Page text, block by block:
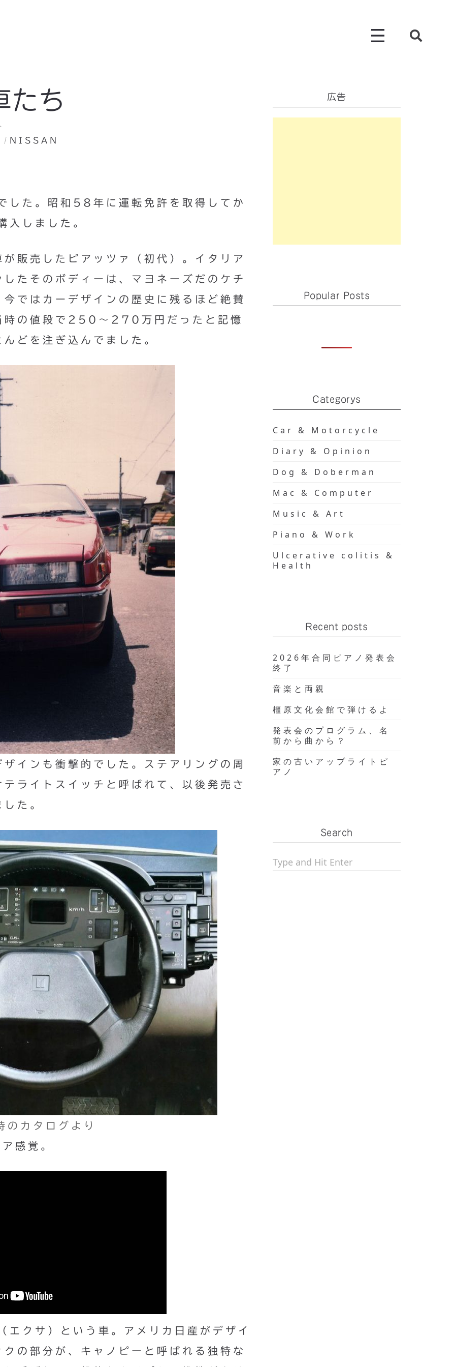
たち
NISSAN
た。昭和58年に運転免許を取得してか
しました。
販売したピアッツァ（初代）。イタリア
たそのボディーは、マヨネーズだのケチ
ではカーデザインの歴史に残るほど絶賛
時の値段で250〜270万円だったと記憶
どを注ぎ込んでました。
インも衝撃的でした。ステアリングの周
ライトスイッチと呼ばれて、以後発売さ
た。
のカタログより
感覚。
クサ）という車。アメリカ日産がデザイ
の部分が、キャノピーと呼ばれる独特な
広告
Popular Posts
Categorys
Car & Motorcycle
Diary & Opinion
Dog & Doberman
Mac & Computer
Music & Art
Piano & Work
Ulcerative colitis &
Health
Recent posts
2026年合同ピアノ発表会
終了
音楽と両親
橿原文化会館で弾けるよ
発表会のプログラム、名
前から曲から？
家の古いアップライトピ
アノ
Search